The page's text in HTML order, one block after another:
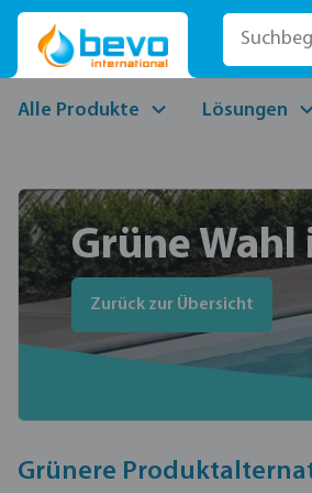
Hauptinhalt springen
Zur Suche springen
Zur Hauptnavigation springen
Alle Produkte Lösungen
Grüne
Zurück zur Übersicht
Grünere